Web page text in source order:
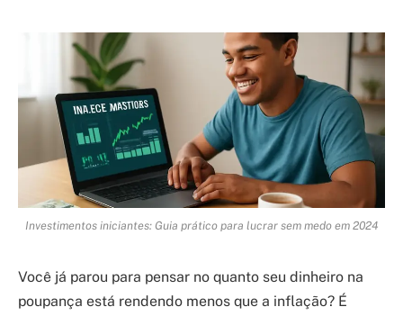
Investimentos iniciantes: Guia prático para lucrar sem medo em 2024
Você já parou para pensar no quanto seu dinheiro na
poupança está rendendo menos que a inflação? É